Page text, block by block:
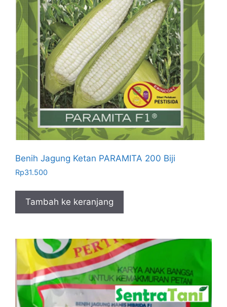
Benih Jagung Ketan PARAMITA 200 Biji
Rp31.500
Tambah ke keranjang